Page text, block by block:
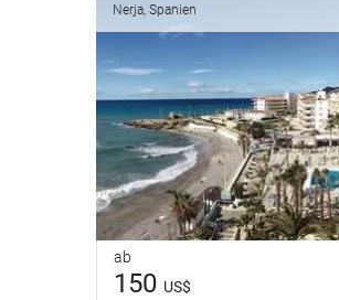
Nerja, Spanien
ab
150 US$